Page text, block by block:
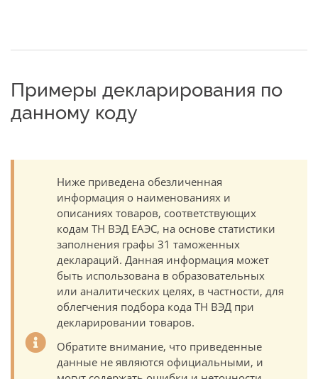
Примеры декларирования по
данному коду
Ниже приведена обезличенная
информация о наименованиях и
описаниях товаров, соответствующих
кодам ТН ВЭД ЕАЭС, на основе статистики
заполнения графы 31 таможенных
деклараций. Данная информация может
быть использована в образовательных
или аналитических целях, в частности, для
облегчения подбора кода ТН ВЭД при
декларировании товаров.
Обратите внимание, что приведенные
данные не являются официальными, и